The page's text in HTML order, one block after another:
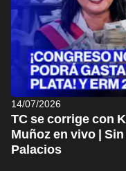
14/07/2026
TC se corrige con
Muñoz en vivo |
Palacios